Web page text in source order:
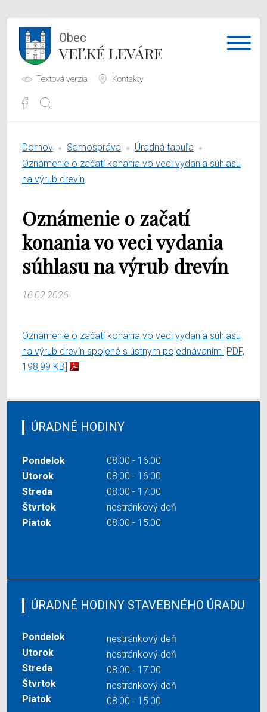
Obec
VEĽKÉ LEVÁRE
Textová verzia Kontakty
Samospráva
O obci
Domov Samospráva
Úradná tabuľa
Oznámenie o začatí konania vo veci vydania súhlasu
na výrub drevín
Oznámenie o začatí
konania vo veci vydania
súhlasu na výrub drevín
16.02.2026
Oznámenie o začatí konania vo veci vydania súhlasu
na výrub drevín spojené s ústnym pojednávaním [PDF,
198,99 KB]
ÚRADNÉ HODINY
Pondelok
08:00 - 16:00
Utorok
08:00 - 16:00
Streda
08:00 - 17:00
Štvrtok
nestránkový deň
Piatok
08:00 - 15:00
ÚRADNÉ HODINY STAVEBNÉHO ÚRADU
Pondelok
nestránkový deň
Utorok
nestránkový deň
Streda
08:00 - 17:00
Štvrtok
nestránkový deň
Piatok
08:00 - 15:00